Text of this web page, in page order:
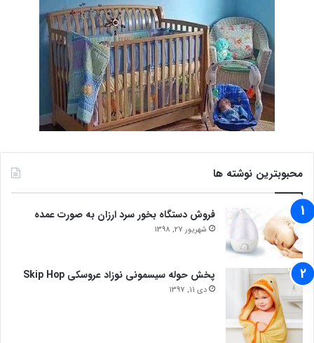
محبوبترین نوشته ها
فروش دستگاه بخور سرد ارزان به صورت عمده
شهریور 27, 1398
پخش حوله سیسمونی نوزاد عروسکی Skip Hop
دی 11, 1397